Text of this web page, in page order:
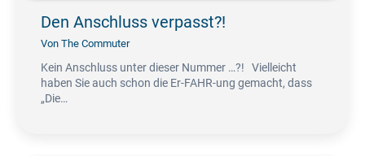
Den Anschluss verpasst?!
Von The Commuter
Kein Anschluss unter dieser Nummer …?! Vielleicht
haben Sie auch schon die Er-FAHR-ung gemacht, dass
„Die…